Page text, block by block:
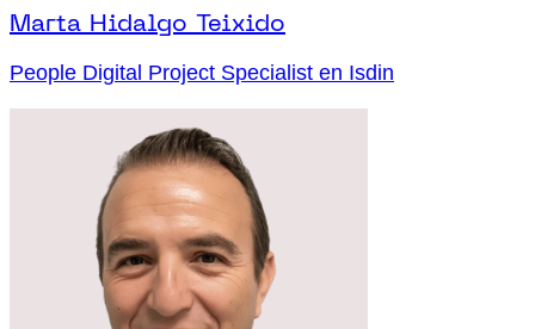
Marta Hidalgo Teixido
People Digital Project Specialist en Isdin